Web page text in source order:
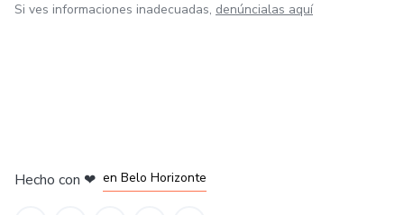
Si ves informaciones inadecuadas, denúncialas aquí
Hecho con ❤ en Belo Horizonte